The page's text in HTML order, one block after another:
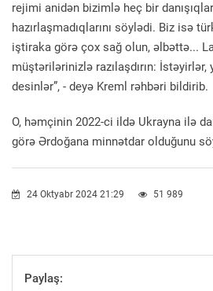
rejimi anidən bizimlə heç bir
hazırlaşmadıqlarını söylədi. Biz isə
iştiraka görə çox sağ olun, əlbəttə...
müştərilərinizlə razılaşdırın: İstəyirlər,
desinlər”, - deyə Kreml rəhbəri bildirib.
O, həmçinin 2022-ci ildə Ukrayna ilə
görə Ərdoğana minnətdar olduğunu
24 Oktyabr 2024 21:29 51 989
Paylaş: